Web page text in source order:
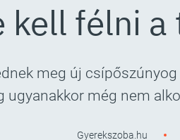
kell félni
meg új
ugyanakkor még nem
Gyerekszoba.hu